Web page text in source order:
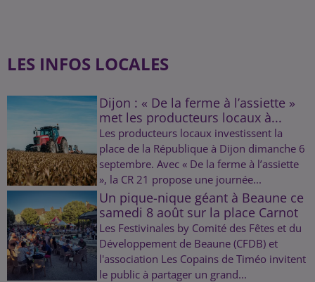
LES INFOS LOCALES
Dijon : « De la ferme à l’assiette »
met les producteurs locaux à...
Les producteurs locaux investissent la
place de la République à Dijon dimanche 6
septembre. Avec « De la ferme à l’assiette
», la CR 21 propose une journée...
Un pique-nique géant à Beaune ce
samedi 8 août sur la place Carnot
Les Festivinales by Comité des Fêtes et du
Développement de Beaune (CFDB) et
l'association Les Copains de Timéo invitent
le public à partager un grand...